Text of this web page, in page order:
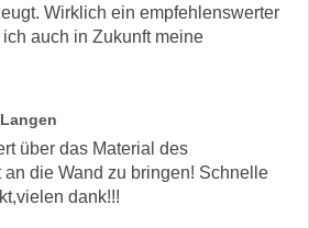
Wirklich ein empfehlenswerter
auch in Zukunft meine
über das Material des
die Wand zu bringen! Schnelle
dank!!!